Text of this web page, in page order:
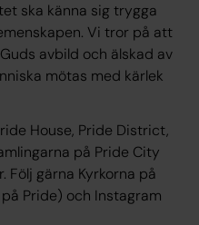
ska känna sig trygga
Vi tror på att
avbild och älskad av
mötas med kärlek
House, Pride District,
på Pride City
Följ gärna Kyrkorna på
Pride) och Instagram